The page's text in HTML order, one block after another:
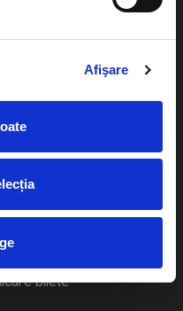
Afişare
online sau cash
printat acasa
prin curier
bilete
bilete